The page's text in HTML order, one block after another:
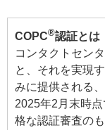
COPC®認証とは
コンタクトセン
と、それを実現
みに提供される
2025年2月末時
格な認証審査の